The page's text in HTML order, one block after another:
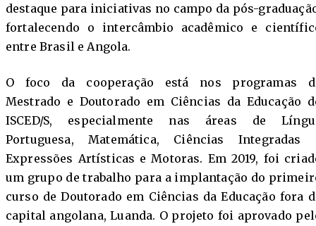
destaque para iniciativas no campo da pós-
fortalecendo o intercâmbio acadêmico e
entre Brasil e Angola.
O foco da cooperação está nos programas
Mestrado e Doutorado em Ciências da Educação
ISCED/S, especialmente nas áreas de
Portuguesa, Matemática, Ciências Integradas
Expressões Artísticas e Motoras. Em 2019, foi
um grupo de trabalho para a implantação do
curso de Doutorado em Ciências da Educação fora
capital angolana, Luanda. O projeto foi aprovado